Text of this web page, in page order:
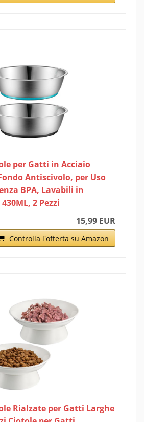
per Gatti in Acciaio
Antiscivolo, per Uso
BPA, Lavabili in
2 Pezzi
15,99 EUR
Controlla l'offerta su Amazon
Rialzate per Gatti Larghe